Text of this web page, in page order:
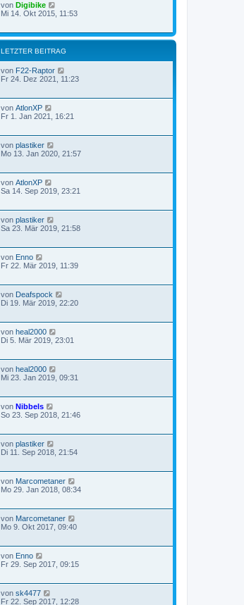
von Digibike
Mi 14. Okt 2015, 11:53
LETZTER BEITRAG
von F22-Raptor
Fr 24. Dez 2021, 11:23
von AtlonXP
Fr 1. Jan 2021, 16:21
von plastiker
Mo 13. Jan 2020, 21:57
von AtlonXP
Sa 14. Sep 2019, 23:21
von plastiker
Sa 23. Mär 2019, 21:58
von Enno
Fr 22. Mär 2019, 11:39
von Deafspock
Di 19. Mär 2019, 22:20
von heal2000
Di 5. Mär 2019, 23:01
von heal2000
Mi 23. Jan 2019, 09:31
von Nibbels
So 23. Sep 2018, 21:46
von plastiker
Di 11. Sep 2018, 21:54
von Marcometaner
Mo 29. Jan 2018, 08:34
von Marcometaner
Mo 9. Okt 2017, 09:40
von Enno
Fr 29. Sep 2017, 09:15
von sk4477
Fr 22. Sep 2017, 12:28